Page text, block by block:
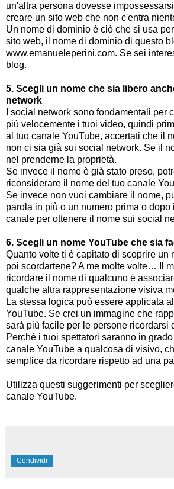
un'altra persona dovesse
creare un sito web che non c'entra
Un nome di dominio è ciò che si usa
sito web, il nome di dominio di questo
www.emanueleperini.com. Se sei
blog.
5. Scegli un nome che sia libero
network
I social network sono fondamentali per
più velocemente i tuoi video, quindi
al tuo canale YouTube, accertati che il
non ci sia già sui social network. Se il
nel prenderne la proprietà.
Se invece il nome è già stato preso,
riconsiderare il nome del tuo canale
Se invece non vuoi cambiare il nome,
parola in più o un numero prima o dopo
canale per ottenere il nome sui social
6. Scegli un nome YouTube che sia
Quanto volte ti è capitato di scoprire un
poi scordartene? A me molte volte… Il
ricordare il nome di qualcuno è
qualche altra rappresentazione visiva
La stessa logica può essere applicata
YouTube. Se crei un immagine che
sarà più facile per le persone ricordarsi
Perché i tuoi spettatori saranno in
canale YouTube a qualcosa di visivo,
semplice da ricordare rispetto ad una
Utilizza questi suggerimenti per
canale YouTube.
Condividi